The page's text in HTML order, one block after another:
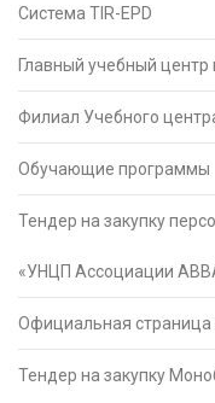
Система TIR-EPD
Главный учебный
Филиал Учебного
Обучающие программы
Тендер на закупку
«УНЦП Ассоциации
Официальная
Тендер на закупку